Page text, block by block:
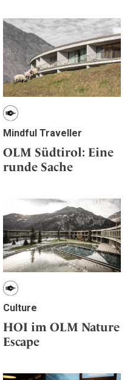
Mindful Traveller
OLM Südtirol: Eine
runde Sache
Culture
HOI im OLM Nature
Escape